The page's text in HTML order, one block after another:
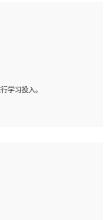
学习投入。